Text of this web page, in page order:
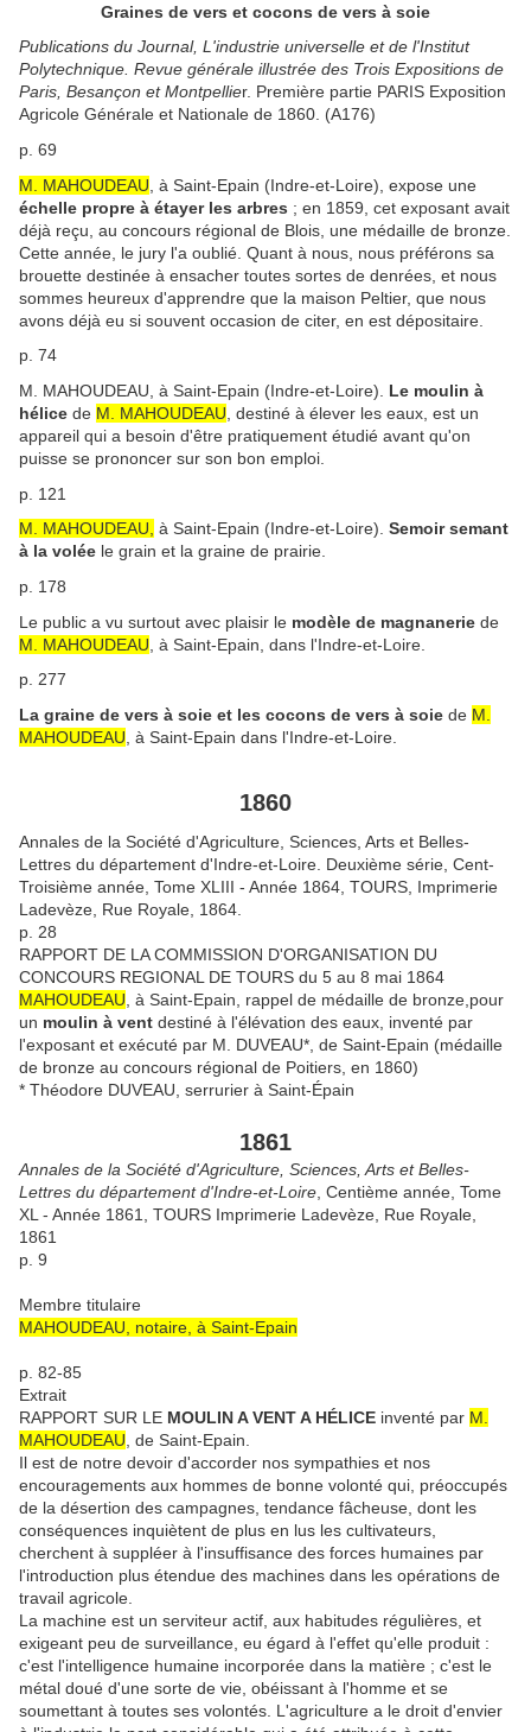
Graines de vers et cocons de vers à soie
Publications du Journal, L'industrie universelle et de l'Institut
Polytechnique. Revue générale illustrée des Trois Expositions de
Paris, Besançon et Montpellier. Première partie PARIS Exposition
Agricole Générale et Nationale de 1860. (A176)
p. 69
M. MAHOUDEAU , à Saint-Epain (Indre-et-Loire), expose une
échelle propre à étayer les arbres ; en 1859, cet exposant avait
déjà reçu, au concours régional de Blois, une médaille de bronze.
Cette année, le jury l'a oublié. Quant à nous, nous préférons sa
brouette destinée à ensacher toutes sortes de denrées, et nous
sommes heureux d'apprendre que la maison Peltier, que nous
avons déjà eu si souvent occasion de citer, en est dépositaire.
p. 74
M. MAHOUDEAU, à Saint-Epain (Indre-et-Loire). Le moulin à
hélice de M. MAHOUDEAU , destiné à élever les eaux, est un
appareil qui a besoin d'être pratiquement étudié avant qu'on
puisse se prononcer sur son bon emploi.
p. 121
M. MAHOUDEAU, à Saint-Epain (Indre-et-Loire). Semoir semant
à la volée le grain et la graine de prairie.
p. 178
Le public a vu surtout avec plaisir le modèle de magnanerie de
M. MAHOUDEAU , à Saint-Epain, dans l'Indre-et-Loire.
p. 277
La graine de vers à soie et les cocons de vers à soie de M.
MAHOUDEAU , à Saint-Epain dans l'Indre-et-Loire.
1860
Annales de la Société d'Agriculture, Sciences, Arts et Belles-
Lettres du département d'Indre-et-Loire. Deuxième série, Cent-
Troisième année, Tome XLIII - Année 1864, TOURS, Imprimerie
Ladevèze, Rue Royale, 1864.
p. 28
RAPPORT DE LA COMMISSION D'ORGANISATION DU
CONCOURS REGIONAL DE TOURS du 5 au 8 mai 1864
MAHOUDEAU , à Saint-Epain, rappel de médaille de bronze,pour
un moulin à vent destiné à l'élévation des eaux, inventé par
l'exposant et exécuté par M. DUVEAU*, de Saint-Epain (médaille
de bronze au concours régional de Poitiers, en 1860)
* Théodore DUVEAU, serrurier à Saint-Épain
1861
Annales de la Société d'Agriculture, Sciences, Arts et Belles-
Lettres du département d'Indre-et-Loire , Centième année, Tome
XL - Année 1861, TOURS Imprimerie Ladevèze, Rue Royale,
1861
p. 9
Membre titulaire
MAHOUDEAU, notaire, à Saint-Epain
p. 82-85
Extrait
RAPPORT SUR LE MOULIN A VENT A HÉLICE inventé par M.
MAHOUDEAU , de Saint-Epain.
Il est de notre devoir d'accorder nos sympathies et nos
encouragements aux hommes de bonne volonté qui, préoccupés
de la désertion des campagnes, tendance fâcheuse, dont les
conséquences inquiètent de plus en lus les cultivateurs,
cherchent à suppléer à l'insuffisance des forces humaines par
l'introduction plus étendue des machines dans les opérations de
travail agricole.
La machine est un serviteur actif, aux habitudes régulières, et
exigeant peu de surveillance, eu égard à l'effet qu'elle produit :
c'est l'intelligence humaine incorporée dans la matière ; c'est le
métal doué d'une sorte de vie, obéissant à l'homme et se
soumettant à toutes ses volontés. L'agriculture a le droit d'envier